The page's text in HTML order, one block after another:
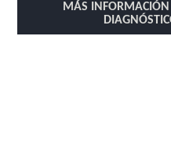
MÁS INFORMACIÓN